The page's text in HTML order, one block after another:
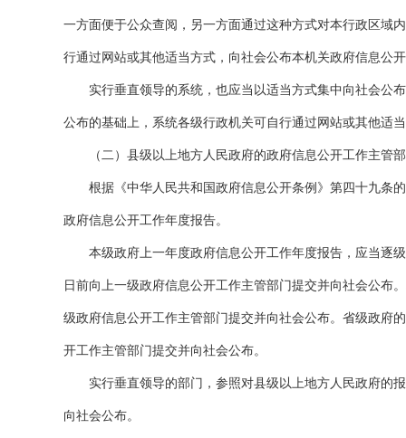
一方面便于公众查阅，另一方面通过这种方式对本行政区域
行通过网站或其他适当方式，向社会公布本机关政府信息公
实行垂直领导的系统，也应当以适当方式集中向社会公布
公布的基础上，系统各级行政机关可自行通过网站或其他适
（二）县级以上地方人民政府的政府信息公开工作主管
根据《中华人民共和国政府信息公开条例》第四十九条的
政府信息公开工作年度报告。
本级政府上一年度政府信息公开工作年度报告，应当逐级
日前向上一级政府信息公开工作主管部门提交并向社会公布
级政府信息公开工作主管部门提交并向社会公布。省级政府
开工作主管部门提交并向社会公布。
实行垂直领导的部门，参照对县级以上地方人民政府的报
向社会公布。